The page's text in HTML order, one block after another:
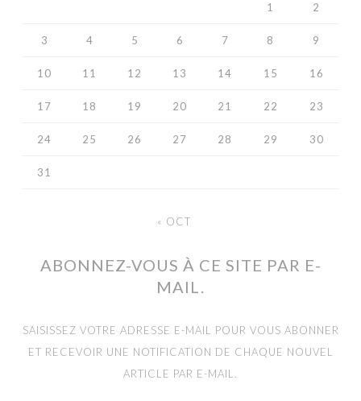
1 2
3 4 5 6 7 8 9
10 11 12 13 14 15 16
17 18 19 20 21 22 23
24 25 26 27 28 29 30
31
« OCT
ABONNEZ-VOUS À CE SITE PAR E-
MAIL.
SAISISSEZ VOTRE ADRESSE E-MAIL POUR VOUS ABONNER
ET RECEVOIR UNE NOTIFICATION DE CHAQUE NOUVEL
ARTICLE PAR E-MAIL.